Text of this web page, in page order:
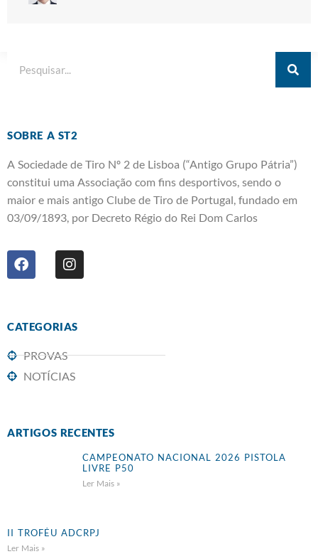
SOBRE A ST2
A Sociedade de Tiro Nº 2 de Lisboa (“Antigo Grupo Pátria”)
constitui uma Associação com fins desportivos, sendo o
maior e mais antigo Clube de Tiro de Portugal, fundado em
03/09/1893, por Decreto Régio do Rei Dom Carlos
CATEGORIAS
PROVAS
NOTÍCIAS
ARTIGOS RECENTES
CAMPEONATO NACIONAL 2026 PISTOLA
LIVRE P50
Ler Mais »
II TROFÉU ADCRPJ
Ler Mais »